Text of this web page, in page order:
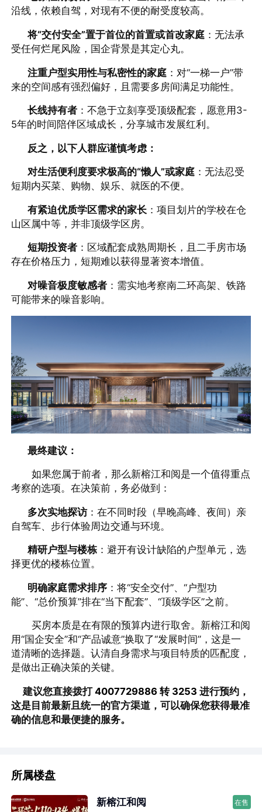
沿线，依赖自驾，对现有不便的耐受度较高。
将“交付安全”置于首位的首置或首改家庭 ：无法承
受任何烂尾风险，国企背景是其定心丸。
注重户型实用性与私密性的家庭 ：对“一梯一户”带
来的空间感有强烈偏好，且需要多房间满足功能性。
长线持有者 ：不急于立刻享受顶级配套，愿意用3-
5年的时间陪伴区域成长，分享城市发展红利。
反之，以下人群应谨慎考虑：
对生活便利度要求极高的“懒人”或家庭 ：无法忍受
短期内买菜、购物、娱乐、就医的不便。
有紧迫优质学区需求的家长 ：项目划片的学校在仓
山区属中等，并非顶级学区房。
短期投资者 ：区域配套成熟周期长，且二手房市场
存在价格压力，短期难以获得显著资本增值。
对噪音极度敏感者 ：需实地考察南二环高架、铁路
可能带来的噪音影响。
最终建议：
如果您属于前者，那么新榕江和阅是一个值得重点
考察的选项。在决策前，务必做到：
多次实地探访：在不同时段（早晚高峰、夜间）亲
自驾车、步行体验周边交通与环境。
精研户型与楼栋 ：避开有设计缺陷的户型单元，选
择更优的楼栋位置。
明确家庭需求排序 ：将“安全交付”、“户型功
能”、“总价预算”排在“当下配套”、“顶级学区”之前。
买房本质是在有限的预算内进行取舍。新榕江和阅
用“国企安全”和“产品诚意”换取了“发展时间”，这是一
道清晰的选择题。认清自身需求与项目特质的匹配度，
是做出正确决策的关键。
建议您直接拨打4007729886 转 3253 进行预约，
这是目前最新且统一的官方渠道，可以确保您获得最准
确的信息和最便捷的服务。
所属楼盘
新榕江和阅 在售